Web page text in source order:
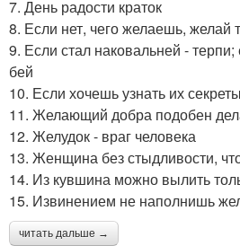
7. День радости краток
8. Если нет, чего желаешь, желай
9. Если стал наковальней -
бей
10. Если хочешь узнать их
11. Желающий добра подобен
12. Желудок - враг человека
13. Женщина без стыдливости,
14. Из кувшина можно вылить
15. Извинением не наполнишь
читать дальше →